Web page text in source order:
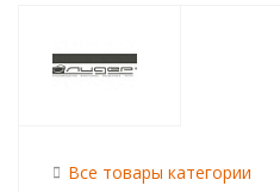
Все товары категории